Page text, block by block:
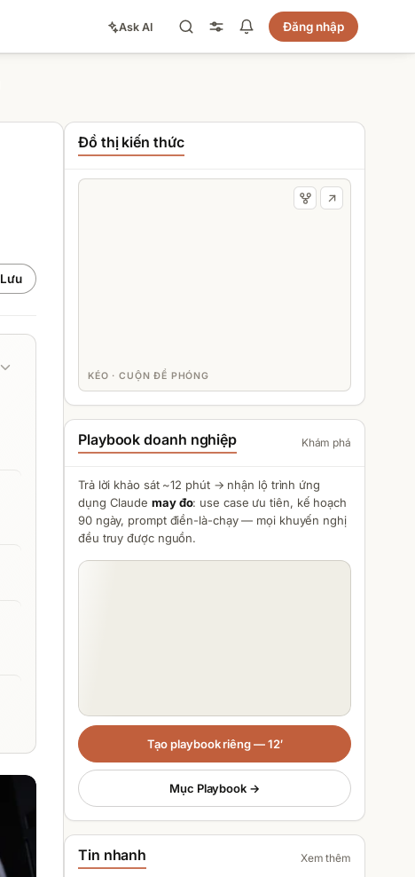
Ask AI Đăng nhập
Lưu
Đồ thị kiến thức
KÉO · CUỘN ĐỂ PHÓNG
Playbook doanh nghiệp Khám phá
Trả lời khảo sát ~12 phút → nhận lộ trình ứng
dụng Claude may đo: use case ưu tiên, kế hoạch
90 ngày, prompt điền-là-chạy — mọi khuyến nghị
đều truy được nguồn.
Tạo playbook riêng — 12′
Mục Playbook →
Tin nhanh Xem thêm